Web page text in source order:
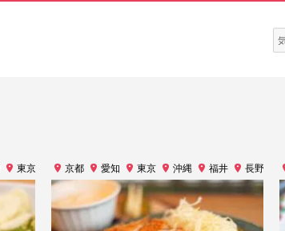
検
索:
東京 神奈川 静岡
京都 愛知 東京 沖縄 福井 長野